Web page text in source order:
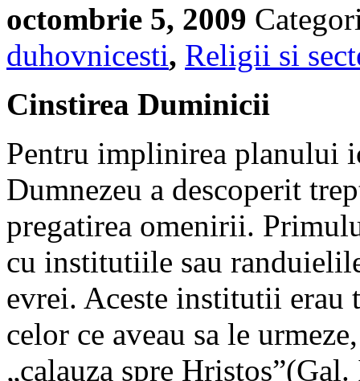
octombrie 5, 2009
duhovnicesti, Religii si
Cinstirea Duminicii
Pentru implinirea planului
Dumnezeu a descoperit
pregatirea omenirii.
cu institutiile sau
evrei. Aceste institutii
celor ce aveau sa le
„calauza spre